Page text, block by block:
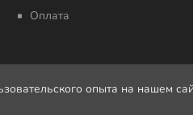
Оплата
опыта на нашем